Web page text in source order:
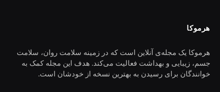
هرموکا
هرموکا یک مجله‌ی آنلاین است که در زمینه سلامت روان، سلامت
جسم، زیبایی و بهداشت فعالیت می‌کند. هدف این مجله کمک به
خوانندگان برای رسیدن به بهترین نسخه از خودشان است.